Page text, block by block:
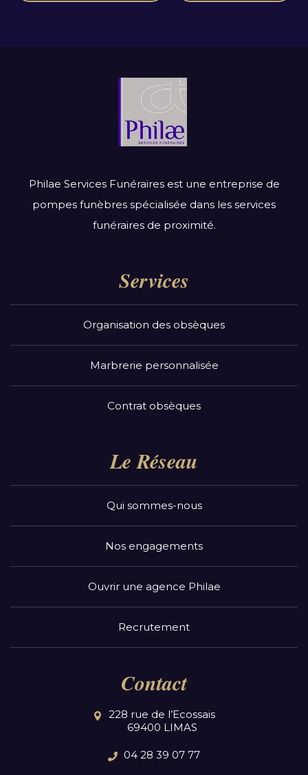
Philae Services Funéraires est une entreprise de
pompes funèbres spécialisée dans les services
funéraires de proximité.
Services
Organisation des obsèques
Marbrerie personnalisée
Contrat obsèques
Le Réseau
Qui sommes-nous
Nos engagements
Ouvrir une agence Philae
Recrutement
Contact
228 rue de l’Ecossais
69400 LIMAS
04 28 39 07 77